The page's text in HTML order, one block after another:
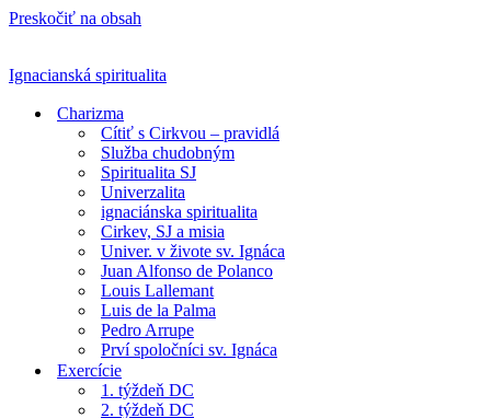
Preskočiť na obsah
Ignacianská spiritualita
Charizma
Cítiť s Cirkvou – pravidlá
Služba chudobným
Spiritualita SJ
Univerzalita
ignaciánska spiritualita
Cirkev, SJ a misia
Univer. v živote sv. Ignáca
Juan Alfonso de Polanco
Louis Lallemant
Luis de la Palma
Pedro Arrupe
Prví spoločníci sv. Ignáca
Exercície
1. týždeň DC
2. týždeň DC